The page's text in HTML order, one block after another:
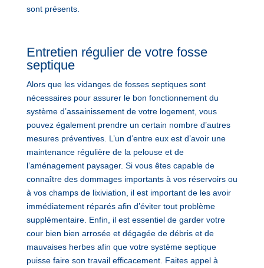
sont présents.
Entretien régulier de votre fosse
septique
Alors que les vidanges de fosses septiques sont
nécessaires pour assurer le bon fonctionnement du
système d’assainissement de votre logement, vous
pouvez également prendre un certain nombre d’autres
mesures préventives. L’un d’entre eux est d’avoir une
maintenance régulière de la pelouse et de
l’aménagement paysager. Si vous êtes capable de
connaître des dommages importants à vos réservoirs ou
à vos champs de lixiviation, il est important de les avoir
immédiatement réparés afin d’éviter tout problème
supplémentaire. Enfin, il est essentiel de garder votre
cour bien bien arrosée et dégagée de débris et de
mauvaises herbes afin que votre système septique
puisse faire son travail efficacement. Faites appel à